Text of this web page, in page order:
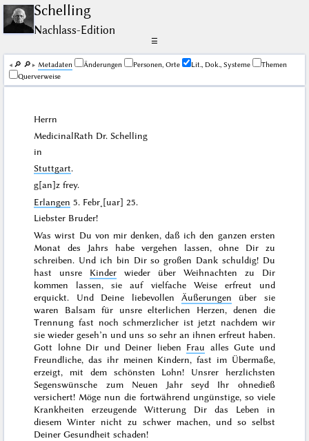
Schelling
Nachlass-Edition
☰
🔎︎ 🔎︎ Me­ta­da­ten Änderungen Personen, Orte Lit., Dok., Systeme
Themen
Querverweise
Herrn
MedicinalRath Dr. Schelling
in
Stuttgart.
g[an]z frey.
Erlangen 5. Febr˖[uar] 25.
Liebster Bruder!
Was wirst Du von mir denken, daß ich den ganzen ersten
Monat des Jahrs habe vergehen lassen, ohne Dir zu
schreiben. Und ich bin Dir so großen Dank schuldig! Du
hast unsre Kinder wieder über Weihnachten zu Dir
kommen lassen, sie auf vielfache Weise erfreut und
erquickt. Und Deine liebevollen Äußerungen über sie
waren Balsam für unsre elterlichen Herzen, denen die
Trennung fast noch schmerzlicher ist jetzt nachdem wir
sie wieder geseh’n und uns so sehr an ihnen erfreut haben.
Gott lohne Dir und Deiner lieben Frau alles Gute und
Freundliche, das ihr meinen Kindern, fast im Übermaße,
erzeigt, mit dem schönsten Lohn! Unsrer herzlichsten
Segenswünsche zum Neuen Jahr seyd Ihr ohnedieß
versichert! Möge nun die fortwährend ungünstige, so viele
Krankheiten erzeugende Witterung Dir das Leben in
diesemWinter nicht zu schwer machen, und so selbst
Deiner Gesundheit schaden!